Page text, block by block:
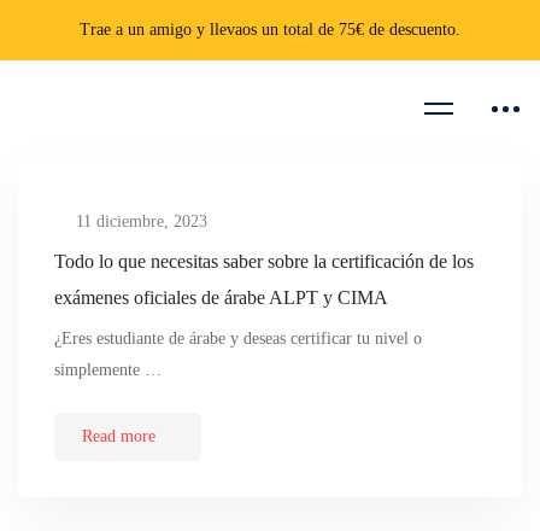
Trae a un amigo y llevaos un total de 75€ de descuento.
11 diciembre, 2023
Todo lo que necesitas saber sobre la certificación de los
exámenes oficiales de árabe ALPT y CIMA
¿Eres estudiante de árabe y deseas certificar tu nivel o
simplemente …
Read more